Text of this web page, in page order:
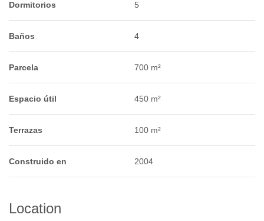
Dormitorios 5
Baños 4
Parcela 700 m²
Espacio útil 450 m²
Terrazas 100 m²
Construido en 2004
Location